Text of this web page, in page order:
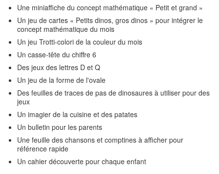
Une miniaffiche du concept mathématique « Petit et grand »
Un jeu de cartes « Petits dinos, gros dinos » pour intégrer le
concept mathématique du mois
Un jeu Trotti-colori de la couleur du mois
Un casse-tête du chiffre 6
Des jeux des lettres D et Q
Un jeu de la forme de l'ovale
Des feuilles de traces de pas de dinosaures à utiliser pour des
jeux
Un imagier de la cuisine et des patates
Un bulletin pour les parents
Une feuille des chansons et comptines à afficher pour
référence rapide
Un cahier découverte pour chaque enfant